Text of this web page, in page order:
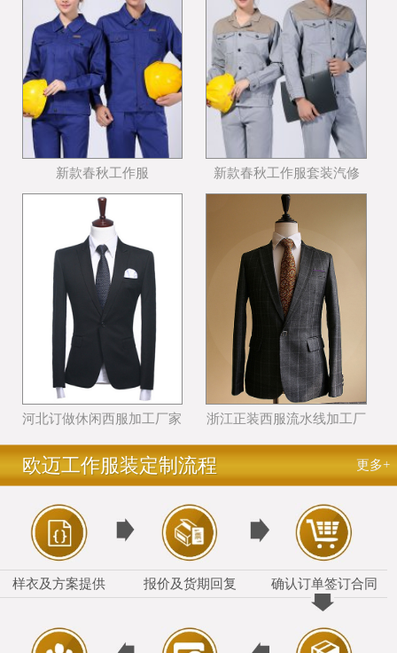
新款春秋工作服 新款春秋工作服套装汽修
河北订做休闲西服加工厂家
哪个好
浙江正装西服流水线加工厂
家哪里好
更多+
欧迈工作服装定制流程
样衣及方案提供 报价及货期回复 确认订单签订合同